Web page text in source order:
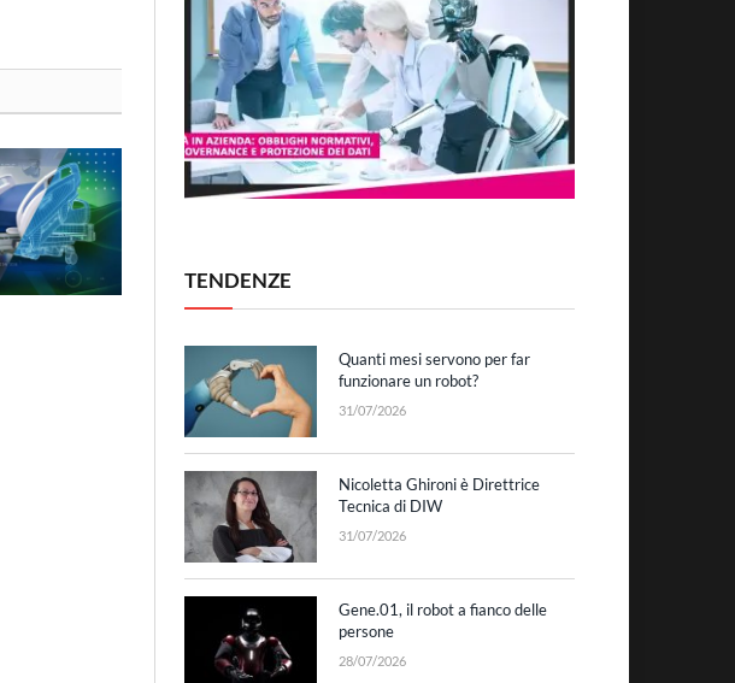
TENDENZE
Quanti mesi servono per far
funzionare un robot?
31/07/2026
Nicoletta Ghironi è Direttrice
Tecnica di DIW
31/07/2026
Gene.01, il robot a fianco delle
persone
28/07/2026